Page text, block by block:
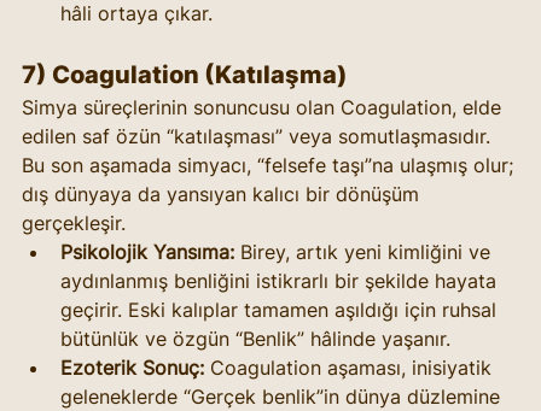
hâli ortaya çıkar.
7) Coagulation (Katılaşma)
Simya süreçlerinin sonuncusu olan Coagulation, elde
edilen saf özün “katılaşması” veya somutlaşmasıdır.
Bu son aşamada simyacı, “felsefe taşı”na ulaşmış olur;
dış dünyaya da yansıyan kalıcı bir dönüşüm
gerçekleşir.
Psikolojik Yansıma: Birey, artık yeni kimliğini ve
aydınlanmış benliğini istikrarlı bir şekilde hayata
geçirir. Eski kalıplar tamamen aşıldığı için ruhsal
bütünlük ve özgün “Benlik” hâlinde yaşanır.
Ezoterik Sonuç: Coagulation aşaması, inisiyatik
geleneklerde “Gerçek benlik”in dünya düzlemine